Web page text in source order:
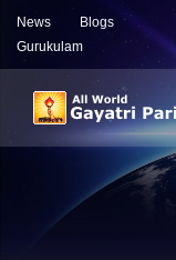
News
Blogs
Gurukulam